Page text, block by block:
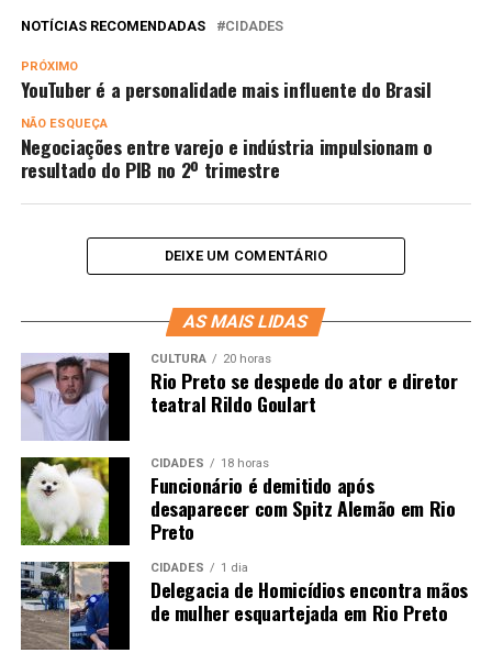
NOTÍCIAS RECOMENDADAS CIDADES
PRÓXIMO
YouTuber é a personalidade mais influente do Brasil
NÃO ESQUEÇA
Negociações entre varejo e indústria impulsionam o
resultado do PIB no 2º trimestre
DEIXE UM COMENTÁRIO
AS MAIS LIDAS
CULTURA 20 horas
Rio Preto se despede do ator e diretor
teatral Rildo Goulart
CIDADES 18 horas
Funcionário é demitido após
desaparecer com Spitz Alemão em Rio
Preto
CIDADES 1 dia
Delegacia de Homicídios encontra mãos
de mulher esquartejada em Rio Preto